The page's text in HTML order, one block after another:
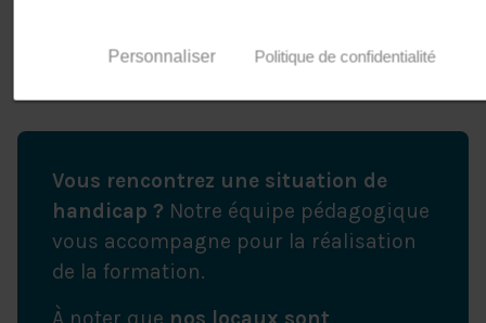
Neuropsychologue
Vous rencontrez une situation de
handicap ? Notre équipe pédagogique
vous accompagne pour la réalisation
de la formation.
À noter que nos locaux sont
Personnaliser Politique de confidentialité